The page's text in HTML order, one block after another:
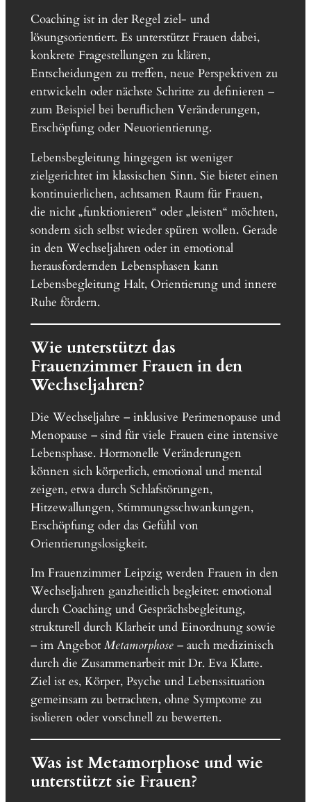
Coaching ist in der Regel ziel- und
lösungsorientiert. Es unterstützt Frauen dabei,
konkrete Fragestellungen zu klären,
Entscheidungen zu treffen, neue Perspektiven zu
entwickeln oder nächste Schritte zu definieren –
zum Beispiel bei beruflichen Veränderungen,
Erschöpfung oder Neuorientierung.
Lebensbegleitung hingegen ist weniger
zielgerichtet im klassischen Sinn. Sie bietet einen
kontinuierlichen, achtsamen Raum für Frauen,
die nicht „funktionieren“ oder „leisten“ möchten,
sondern sich selbst wieder spüren wollen. Gerade
in den Wechseljahren oder in emotional
herausfordernden Lebensphasen kann
Lebensbegleitung Halt, Orientierung und innere
Ruhe fördern.
Wie unterstützt das
Frauenzimmer Frauen in den
Wechseljahren?
Die Wechseljahre – inklusive Perimenopause und
Menopause – sind für viele Frauen eine intensive
Lebensphase. Hormonelle Veränderungen
können sich körperlich, emotional und mental
zeigen, etwa durch Schlafstörungen,
Hitzewallungen, Stimmungsschwankungen,
Erschöpfung oder das Gefühl von
Orientierungslosigkeit.
Im Frauenzimmer Leipzig werden Frauen in den
Wechseljahren ganzheitlich begleitet: emotional
durch Coaching und Gesprächsbegleitung,
strukturell durch Klarheit und Einordnung sowie
– im Angebot Metamorphose– auch medizinisch
durch die Zusammenarbeit mit Dr. Eva Klatte.
Ziel ist es, Körper, Psyche und Lebenssituation
gemeinsam zu betrachten, ohne Symptome zu
isolieren oder vorschnell zu bewerten.
Was ist Metamorphose und wie
unterstützt sie Frauen?